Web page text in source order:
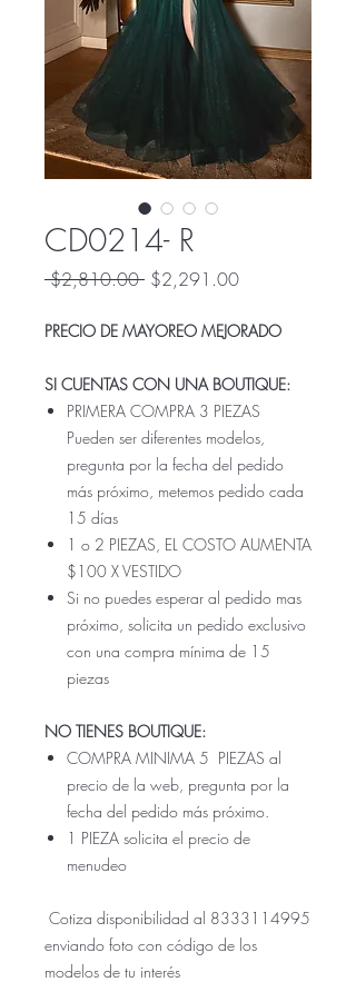
CD0214- R
$2,810.00 Precio
$2,291.00Precio
oferta
PRECIO DE MAYOREO MEJORADO
SI CUENTAS CON UNA BOUTIQUE:
PRIMERA COMPRA 3 PIEZAS
Pueden ser diferentes modelos,
pregunta por la fecha del pedido
más próximo, metemos pedido cada
15 días
1 o 2 PIEZAS, EL COSTO AUMENTA
$100 X VESTIDO
Si no puedes esperar al pedido mas
próximo, solicita un pedido exclusivo
con una compra mínima de 15
piezas
NO TIENES BOUTIQUE:
COMPRA MINIMA 5 PIEZAS al
precio de la web, pregunta por la
fecha del pedido más próximo.
1 PIEZA solicita el precio de
menudeo
Cotiza disponibilidad al 8333114995
enviando foto con código de los
modelos de tu interés